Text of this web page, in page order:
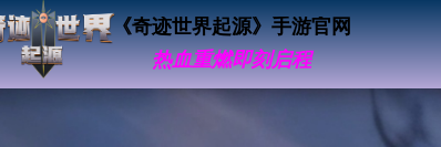
《奇迹世界起源》手游官网
热血重燃即刻启程